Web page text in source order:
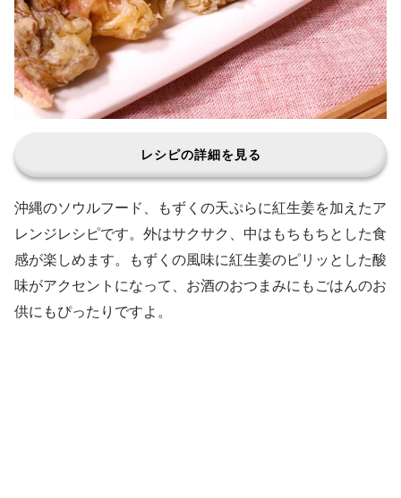
レシピの詳細を見る
沖縄のソウルフード、もずくの天ぷらに紅生姜を加えたア
レンジレシピです。外はサクサク、中はもちもちとした食
感が楽しめます。もずくの風味に紅生姜のピリッとした酸
味がアクセントになって、お酒のおつまみにもごはんのお
供にもぴったりですよ。